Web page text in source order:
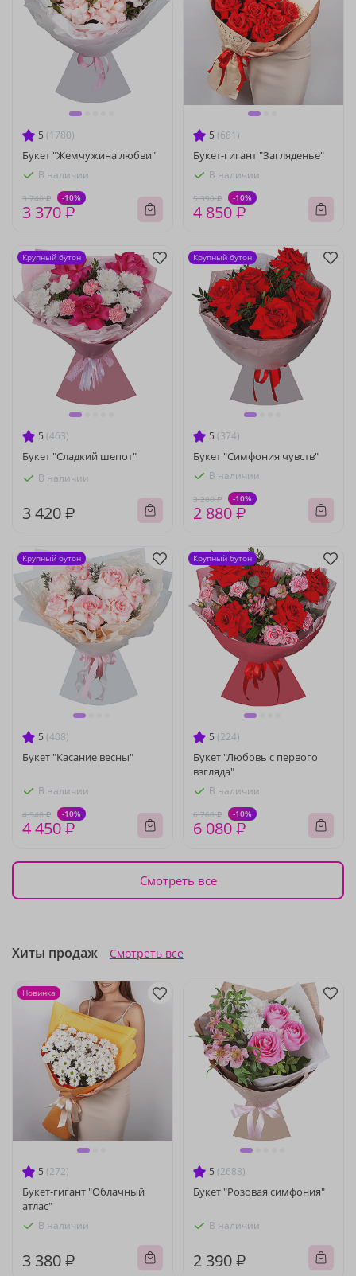
5 (1780)
Букет "Жемчужина любви"
В наличии
3 740 ₽ -10%
3 370 ₽
5 (681)
Букет-гигант "Загляденье"
В наличии
5 390 ₽ -10%
4 850 ₽
5 (463)
Букет "Сладкий шепот"
В наличии
3 420 ₽
Крупный бутон
5 (374)
Букет "Симфония чувств"
В наличии
3 200 ₽ -10%
2 880 ₽
Крупный бутон
5 (408)
Букет "Касание весны"
В наличии
4 940 ₽ -10%
4 450 ₽
Крупный бутон
5 (224)
Букет "Любовь с первого
взгляда"
В наличии
6 760 ₽ -10%
6 080 ₽
Крупный бутон
Смотреть все
Хиты продаж Смотреть все
5 (272)
Букет-гигант "Облачный
атлас"
В наличии
3 380 ₽
Новинка
5 (2688)
Букет "Розовая симфония"
В наличии
2 390 ₽